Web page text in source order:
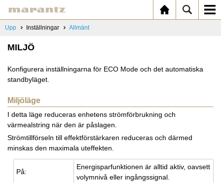
Upp Inställningar Allmänt
MILJÖ
Konfigurera inställningarna för ECO Mode och det automatiska
standbyläget.
Miljöläge
I detta läge reduceras enhetens strömförbrukning och
värmealstring när den är påslagen.
Strömtillförseln till effektförstärkaren reduceras och därmed
minskas den maximala uteffekten.
På:
Ener­gis­par­funk­tio­nen är all­tid aktiv, oav­sett
vo­lym­ni­vå eller in­gångs­sig­nal.